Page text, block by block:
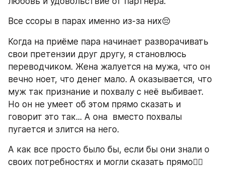
Все ссоры в парах именно из-за них😔
Когда на приёме пара начинает разворачивать
свои претензии друг другу, я становлюсь
переводчиком. Жена жалуется на мужа, что он
вечно ноет, что денег мало. А оказывается, что
муж так признание и похвалу с неё выбивает.
Но он не умеет об этом прямо сказать и
говорит это так... А она  вместо похвалы
пугается и злится на него.
А как все просто было бы, если бы они знали о
своих потребностях и могли сказать прямо🤷‍♀️